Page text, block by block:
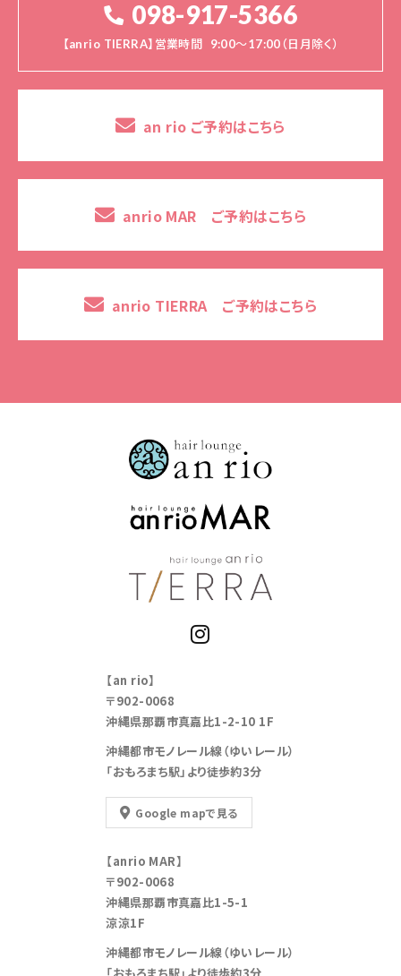
098-917-5366
【anrio TIERRA】営業時間 9:00～17:00（日月除く）
an rio ご予約はこちら
anrio MAR ご予約はこちら
anrio TIERRA ご予約はこちら
【an rio】
〒902-0068
沖縄県那覇市真嘉比1-2-10 1F
沖縄都市モノレール線（ゆいレール）
「おもろまち駅」より徒歩約3分
Google mapで見る
【anrio MAR】
〒902-0068
沖縄県那覇市真嘉比1-5-1
涼涼1F
沖縄都市モノレール線（ゆいレール）